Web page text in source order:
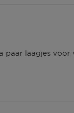
paar laagjes voor